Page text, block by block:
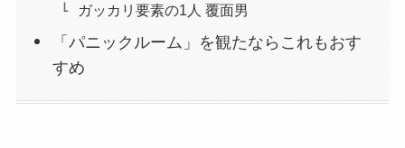
ガッカリ要素の1人 覆面男
「パニックルーム」を観たならこれもおす
すめ